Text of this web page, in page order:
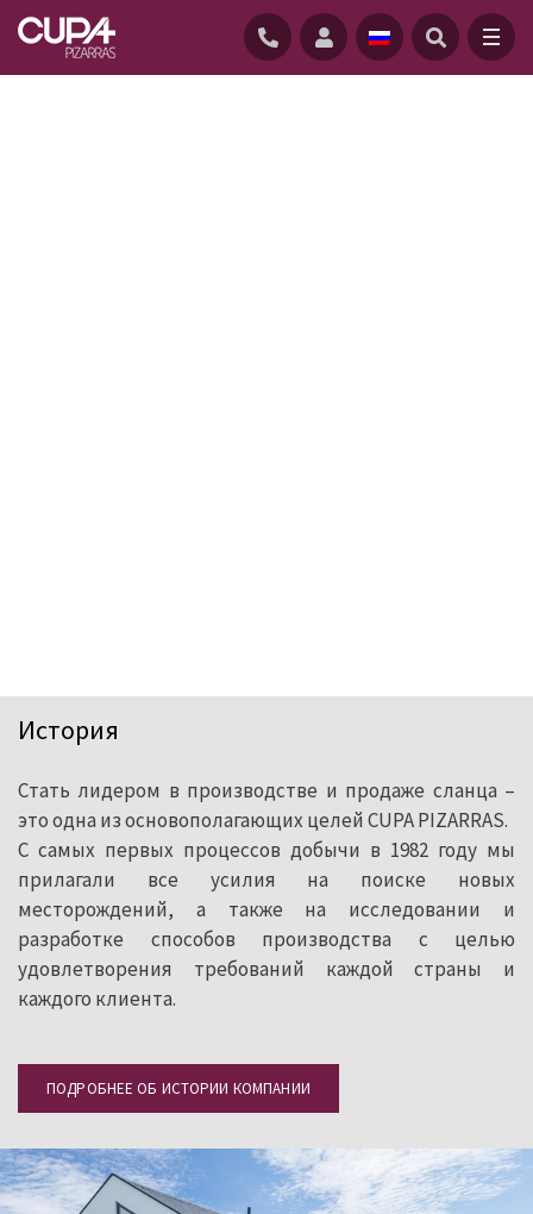
Каждая третья установленная
единица сланца в мире была
произведена компанией CUPA
PIZARRAS, которая спустя более 100
лет стала мировым лидером в
производстве и продаже изделий из
природного сланца.
История
Стать лидером в производстве и продаже сланца –
это одна из основополагающих целей CUPA PIZARRAS.
С самых первых процессов добычи в 1982 году мы
прилагали все усилия на поиске новых
месторождений, а также на исследовании и
разработке способов производства с целью
удовлетворения требований каждой страны и
каждого клиента.
ПОДРОБНЕЕ ОБ ИСТОРИИ КОМПАНИИ